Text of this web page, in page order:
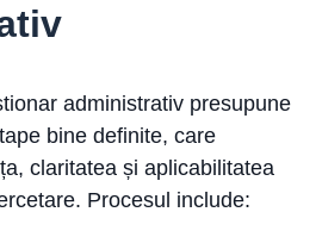
administrativ presupune
bine definite, care
claritatea și aplicabilitatea
Procesul include: